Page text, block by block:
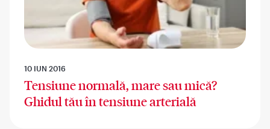
10 IUN 2016
Tensiune normală, mare sau mică?
Ghidul tău în tensiune arterială